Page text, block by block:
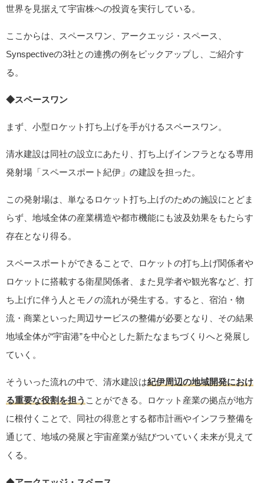
世界を見据えて宇宙株への投資を実行している。
ここからは、スペースワン、アークエッジ・スペース、
Synspectiveの3社との連携の例をピックアップし、ご紹介す
る。
◆スペースワン
まず、小型ロケット打ち上げを手がけるスペースワン。
清水建設は同社の設立にあたり、打ち上げインフラとなる専用
発射場「スペースポート紀伊」の建設を担った。
この発射場は、単なるロケット打ち上げのための施設にとどま
らず、地域全体の産業構造や都市機能にも波及効果をもたらす
存在となり得る。
スペースポートができることで、ロケットの打ち上げ関係者や
ロケットに搭載する衛星関係者、また見学者や観光客など、打
ち上げに伴う人とモノの流れが発生する。すると、宿泊・物
流・商業といった周辺サービスの整備が必要となり、その結果
地域全体が“宇宙港”を中心とした新たなまちづくりへと発展し
ていく。
そういった流れの中で、清水建設は紀伊周辺の地域開発におけ
る重要な役割を担うことができる。ロケット産業の拠点が地方
に根付くことで、同社の得意とする都市計画やインフラ整備を
通じて、地域の発展と宇宙産業が結びついていく未来が見えて
くる。